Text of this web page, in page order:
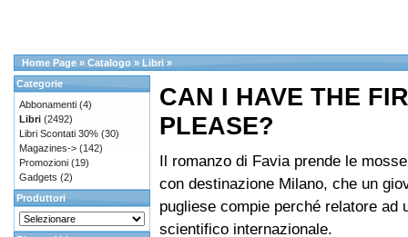
Home Page » Catalogo » Libri »
CAN I HAVE THE
PLEASE?
Il romanzo di Favia prende le
con destinazione Milano, che un
pugliese compie perché relatore ad
scientifico internazionale.
Categorie
Abbonamenti (4)
Libri (2492)
Libri Scontati 30% (30)
Magazines-> (142)
Promozioni (19)
Gadgets (2)
Produttori